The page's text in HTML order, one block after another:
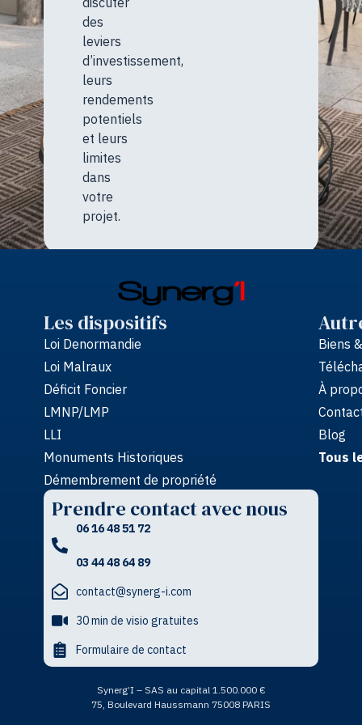
des
leviers
d’investissement,
leurs
rendements
potentiels
et leurs
limites
dans
votre
projet.
Les dispositifs
Loi Denormandie
Loi Malraux
Déficit Foncier
LMNP/LMP
LLI
Monuments Historiques
Démembrement de propriété
Biens
À
Blog
Tous
Prendre contact avec nous
06 16 48 51 72
03 44 48 64 89
contact@synerg-i.com
30 min de visio gratuites
Formulaire de contact
Synerg’I – SAS au capital 1.500.000 €
75, Boulevard Haussmann 75008 PARIS